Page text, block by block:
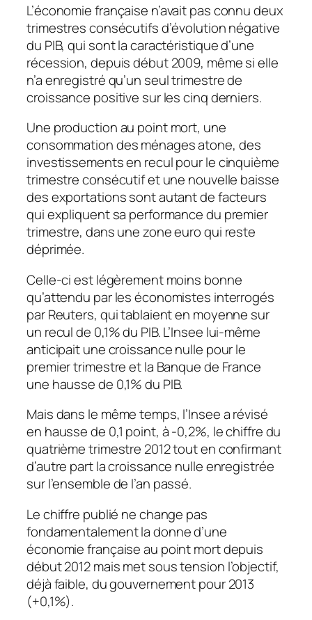
L’économie française n’avait pas connu deux
trimestres consécutifs d’évolution négative
du PIB, qui sont la caractéristique d’une
récession, depuis début 2009, même si elle
n’a enregistré qu’un seul trimestre de
croissance positive sur les cinq derniers.
Une production au point mort, une
consommation des ménages atone, des
investissements en recul pour le cinquième
trimestre consécutif et une nouvelle baisse
des exportations sont autant de facteurs
qui expliquent sa performance du premier
trimestre, dans une zone euro qui reste
déprimée.
Celle-ci est légèrement moins bonne
qu’attendu par les économistes interrogés
par Reuters, qui tablaient en moyenne sur
un recul de 0,1% du PIB. L’Insee lui-même
anticipait une croissance nulle pour le
premier trimestre et la Banque de France
une hausse de 0,1% du PIB.
Mais dans le même temps, l’Insee a révisé
en hausse de 0,1 point, à -0,2%, le chiffre du
quatrième trimestre 2012 tout en confirmant
d’autre part la croissance nulle enregistrée
sur l’ensemble de l’an passé.
Le chiffre publié ne change pas
fondamentalement la donne d’une
économie française au point mort depuis
début 2012 mais met sous tension l’objectif,
déjà faible, du gouvernement pour 2013
(+0,1%).